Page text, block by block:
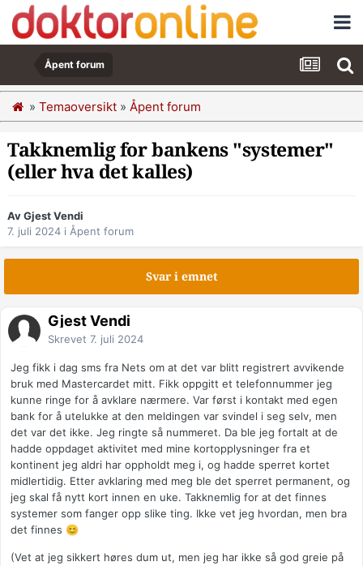
Åpent forum
» Temaoversikt » Åpent forum
Takknemlig for bankens "systemer"
(eller hva det kalles)
Av Gjest Vendi
7. juli 2024 i Åpent forum
Svar i emnet
Gjest Vendi
Skrevet 7. juli 2024
Jeg fikk i dag sms fra Nets om at det var blitt registrert avvikende
bruk med Mastercardet mitt. Fikk oppgitt et telefonnummer jeg
kunne ringe for å avklare nærmere. Var først i kontakt med egen
bank for å utelukke at den meldingen var svindel i seg selv, men
det var det ikke. Jeg ringte så nummeret. Da ble jeg fortalt at de
hadde oppdaget aktivitet med mine kortopplysninger fra et
kontinent jeg aldri har oppholdt meg i, og hadde sperret kortet
midlertidig. Etter avklaring med meg ble det sperret permanent, og
jeg skal få nytt kort innen en uke. Takknemlig for at det finnes
systemer som fanger opp slike ting. Ikke vet jeg hvordan, men bra
det finnes 😊
(Vet at jeg sikkert høres dum ut, men jeg har ikke så god greie på